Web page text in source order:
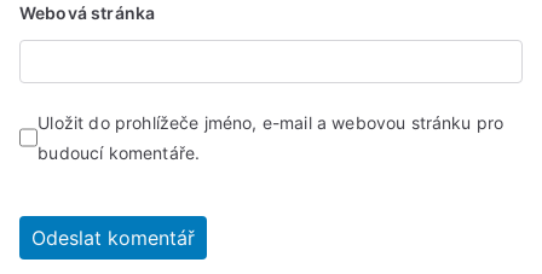
Webová stránka
Uložit do prohlížeče jméno, e-mail a webovou stránku pro
budoucí komentáře.